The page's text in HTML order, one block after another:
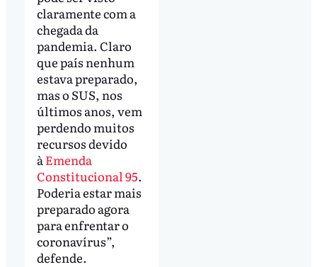
claramente com a
chegada da
pandemia. Claro
que país nenhum
estava preparado,
mas o SUS, nos
últimos anos, vem
perdendo muitos
recursos devido
à Emenda
Constitucional 95.
Poderia estar mais
preparado agora
para enfrentar o
coronavírus”,
defende.